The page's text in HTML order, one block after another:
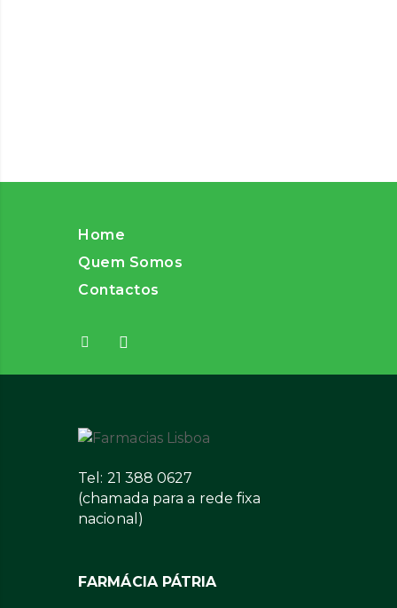
Home
Quem Somos
Contactos
Tel: 21 388 0627
(chamada para a rede fixa
nacional)
FARMÁCIA PÁTRIA